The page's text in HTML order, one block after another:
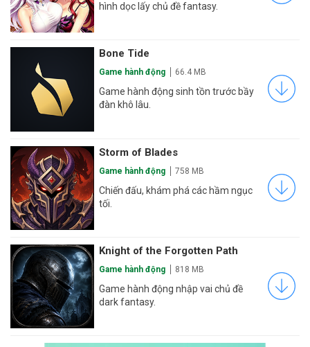
hình dọc lấy chủ đề fantasy.
Bone Tide
Game hành động 66.4 MB
Game hành động sinh tồn trước bầy
đàn khô lâu.
Storm of Blades
Game hành động 758 MB
Chiến đấu, khám phá các hầm ngục
tối.
Knight of the Forgotten Path
Game hành động 818 MB
Game hành động nhập vai chủ đề
dark fantasy.